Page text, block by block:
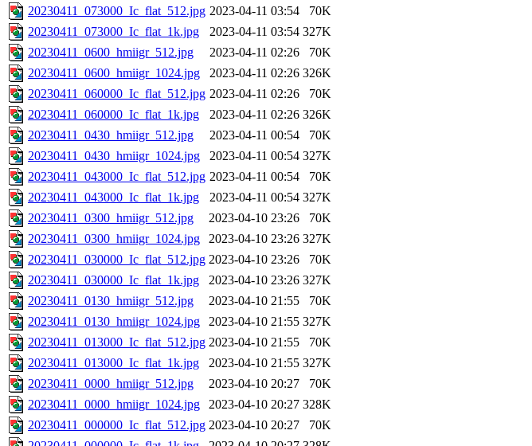
20230411_073000_Ic_flat_512.jpg 2023-04-11 03:54
70K
20230411_073000_Ic_flat_1k.jpg
2023-04-11 03:54 327K
20230411_0600_hmiigr_512.jpg
2023-04-11 02:26
70K
20230411_0600_hmiigr_1024.jpg
2023-04-11 02:26 326K
20230411_060000_Ic_flat_512.jpg 2023-04-11 02:26
70K
20230411_060000_Ic_flat_1k.jpg
2023-04-11 02:26 326K
20230411_0430_hmiigr_512.jpg
2023-04-11 00:54
70K
20230411_0430_hmiigr_1024.jpg
2023-04-11 00:54 327K
20230411_043000_Ic_flat_512.jpg 2023-04-11 00:54
70K
20230411_043000_Ic_flat_1k.jpg
2023-04-11 00:54 327K
20230411_0300_hmiigr_512.jpg
2023-04-10 23:26
70K
20230411_0300_hmiigr_1024.jpg
2023-04-10 23:26 327K
20230411_030000_Ic_flat_512.jpg 2023-04-10 23:26
70K
20230411_030000_Ic_flat_1k.jpg
2023-04-10 23:26 327K
20230411_0130_hmiigr_512.jpg
2023-04-10 21:55
70K
20230411_0130_hmiigr_1024.jpg
2023-04-10 21:55 327K
20230411_013000_Ic_flat_512.jpg 2023-04-10 21:55
70K
20230411_013000_Ic_flat_1k.jpg
2023-04-10 21:55 327K
20230411_0000_hmiigr_512.jpg
2023-04-10 20:27
70K
20230411_0000_hmiigr_1024.jpg
2023-04-10 20:27 328K
20230411_000000_Ic_flat_512.jpg 2023-04-10 20:27
70K